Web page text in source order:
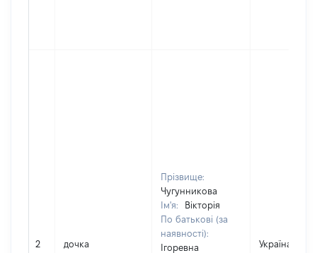
2 дочка
Прізвище:
Чугунникова
Ім'я:
Вікторія
По батькові (за
наявності):
Ігоревна
Україна